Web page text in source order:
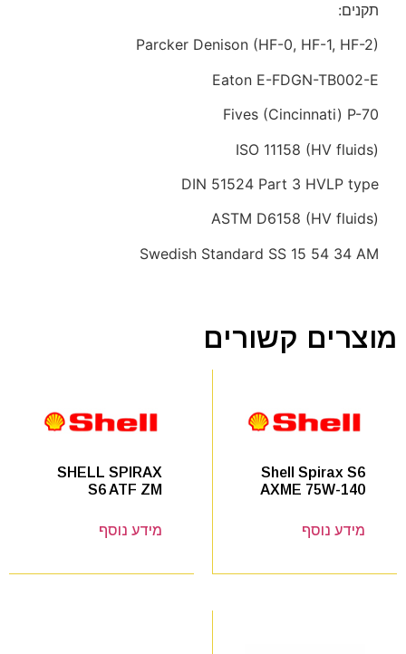
תקנים:
Parcker Denison (HF-0, HF-1, HF-2)
Eaton E-FDGN-TB002-E
Fives (Cincinnati) P-70
ISO 11158 (HV fluids)
DIN 51524 Part 3 HVLP type
ASTM D6158 (HV fluids)
Swedish Standard SS 15 54 34 AM
מוצרים קשורים
Shell Spirax S6
AXME 75W-140
מידע נוסף
SHELL SPIRAX
S6 ATF ZM
מידע נוסף